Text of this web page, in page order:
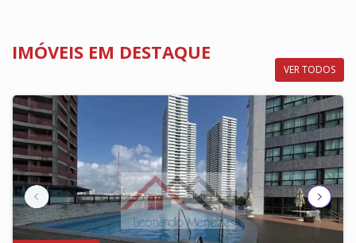
IMÓVEIS EM DESTAQUE
VER TODOS